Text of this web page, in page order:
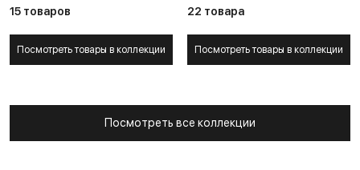
15 товаров
Посмотреть товары в коллекции
22 товара
Посмотреть товары в коллекции
Посмотреть все коллекции